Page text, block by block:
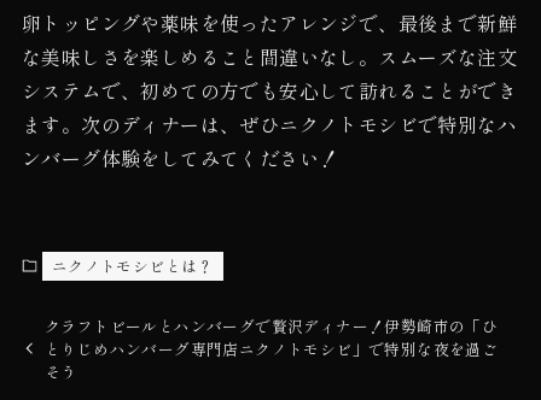
卵トッピングや薬味を使ったアレンジで、最後まで新鮮
な美味しさを楽しめること間違いなし。スムーズな注文
システムで、初めての方でも安心して訪れることができ
ます。次のディナーは、ぜひニクノトモシビで特別なハ
ンバーグ体験をしてみてください！
ニクノトモシビとは？
クラフトビールとハンバーグで贅沢ディナー！伊勢崎市の「ひ
とりじめハンバーグ専門店ニクノトモシビ」で特別な夜を過ご
そう